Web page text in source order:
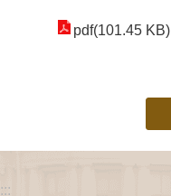
pdf(101.45 KB)
:::